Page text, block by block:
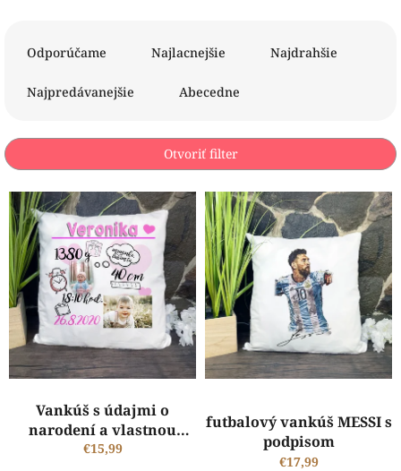
e
p
r
o
d
u
k
t
o
v
Odporúčame Najlacnejšie Najdrahšie
Najpredávanejšie Abecedne
Otvoriť filter
V
ý
p
s
p
r
o
d
u
hodnotenie
produktu
Vankúš s údajmi o
narodení a vlastnou
fotografiou
€15,99
hodnotenie
futbalový vankúš MESSI s
podpisom
€17,99